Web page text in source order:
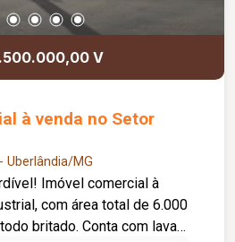
V
à venda no Setor
Uberlândia/MG
à
com área total de 6.000
britado. Conta com lava